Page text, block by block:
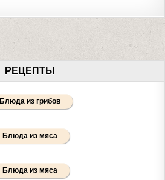
РЕЦЕПТЫ
Блюда из грибов
Блюда из мяса
Блюда из мяса